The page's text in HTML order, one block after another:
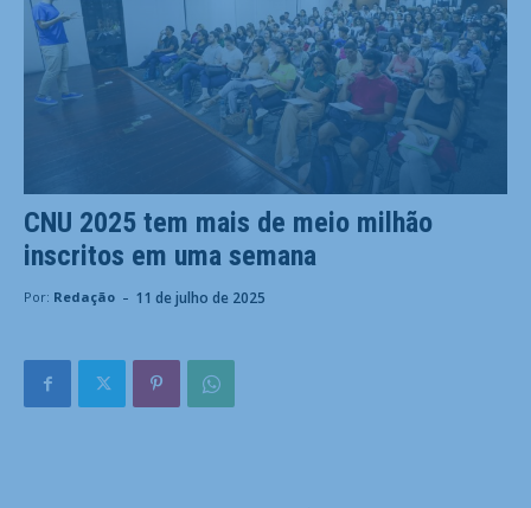
CNU 2025 tem mais de meio milhão
inscritos em uma semana
Por: Redação - 11 de julho de 2025